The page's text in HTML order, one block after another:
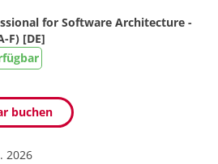
for Software Architecture -
F) [DE]
buchen
2026